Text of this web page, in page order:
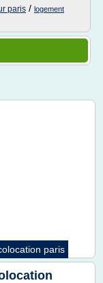
paris / logement
paris